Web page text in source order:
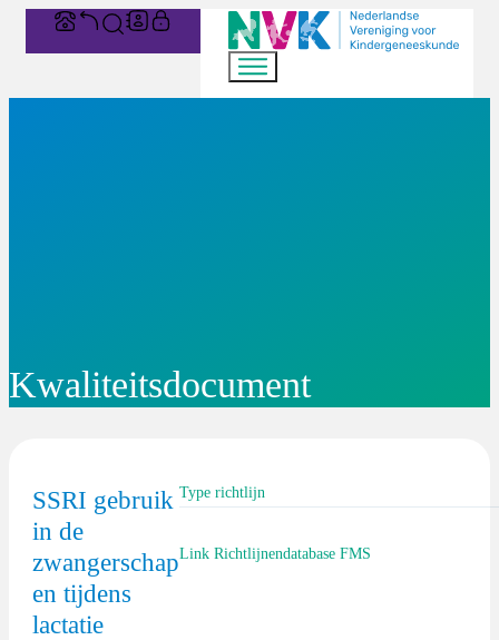
Kwaliteitsdocument
SSRI gebruik
in de
zwangerschap
en tijdens
lactatie
Type richtlijn
Richtlijn (extern)
Link Richtlijnendatabase FMS